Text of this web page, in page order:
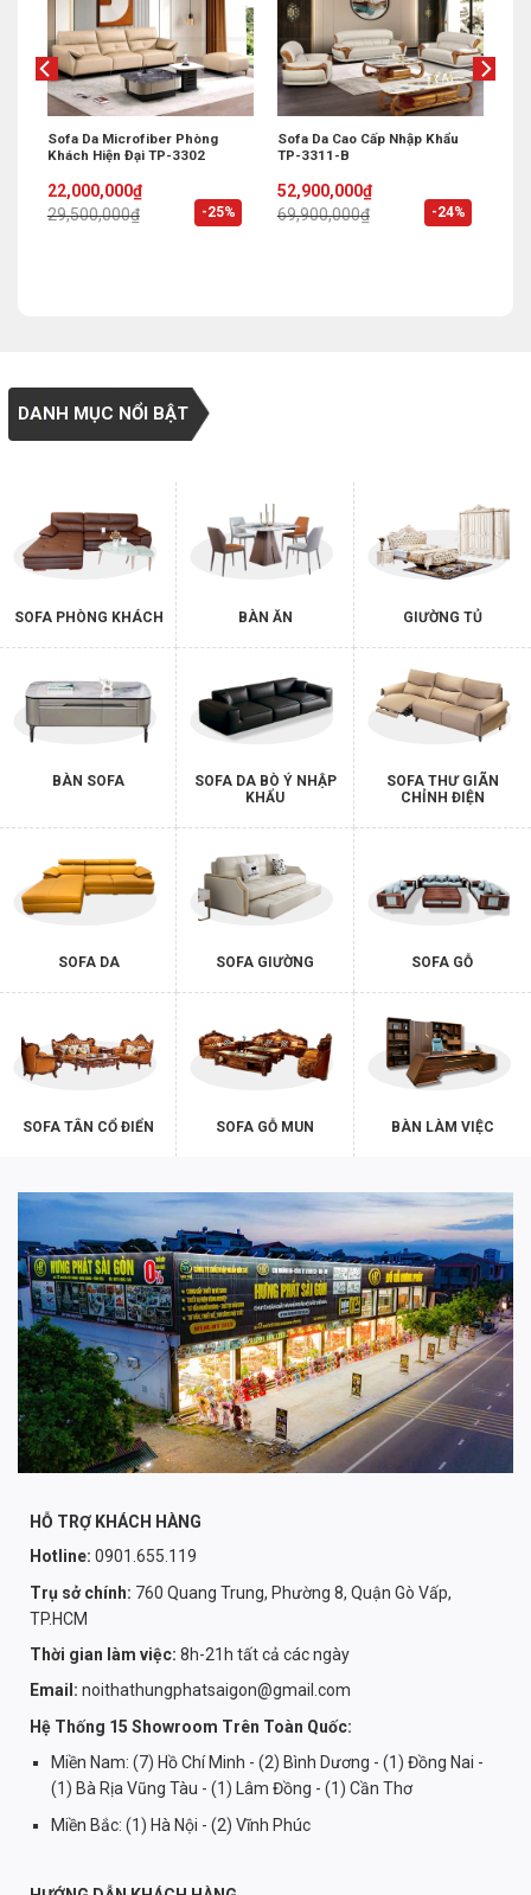
-25%
Sofa Da Microfiber Phòng
Khách Hiện Đại TP-3302
29,500,000₫
Original
price
was:
22,000,000₫
Current
price
is:
-24%
Sofa Da Cao Cấp Nhập Khẩu
TP-3311-B
69,900,000₫
Original
price
was:
52,900,000₫
Current
price
is:
DANH MỤC NỔI BẬT
SOFA PHÒNG KHÁCH BÀN ĂN GIƯỜNG TỦ
BÀN SOFA
SOFA DA BÒ Ý NHẬP
KHẨU
SOFA THƯ GIÃN
CHỈNH ĐIỆN
SOFA DA SOFA GIƯỜNG SOFA GỖ
SOFA TÂN CỔ ĐIỂN SOFA GỖ MUN BÀN LÀM VIỆC
HỖ TRỢ KHÁCH HÀNG
Hotline: 0901.655.119
Trụ sở chính: 760 Quang Trung, Phường 8, Quận Gò Vấp,
TP.HCM
Thời gian làm việc: 8h-21h tất cả các ngày
Email: noithathungphatsaigon@gmail.com
Hệ Thống 15 Showroom Trên Toàn Quốc:
Miền Nam: (7) Hồ Chí Minh - (2) Bình Dương - (1) Đồng Nai -
(1) Bà Rịa Vũng Tàu - (1) Lâm Đồng - (1) Cần Thơ
Miền Bắc: (1) Hà Nội - (2) Vĩnh Phúc